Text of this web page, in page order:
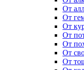
От
От
От
От
От
От
От